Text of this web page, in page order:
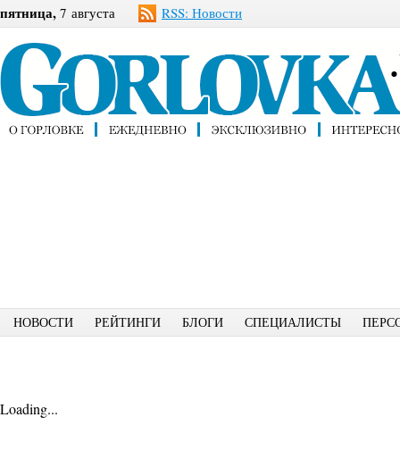
пятница, 7 августа RSS: Новости
НОВОСТИ РЕЙТИНГИ БЛОГИ СПЕЦИАЛИСТЫ
Loading...